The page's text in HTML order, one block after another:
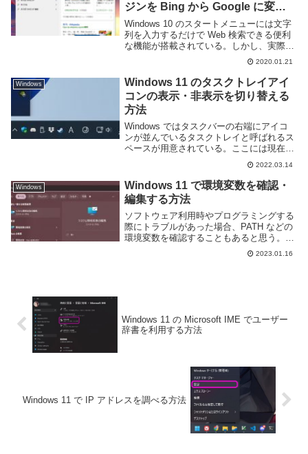
ジンを Bing から Google に変更
する
Windows 10 のスタートメニューには文字
列を入力するだけで Web 検索できる便利
な機能が搭載されている。しかし、実際に
検索に利用してみると Google Chrome な
どを指定した「既定のブラウザ」を無視し
て Microsoft...
2020.01.21
Windows
Windows 11 のタスクトレイアイ
コンの表示・非表示を切り替える
方法
Windows ではタスクバーの右端にアイコ
ンが並んでいるタスクトレイと呼ばれるス
ペースが用意されている。ここには現在バ
ックグラウンドで実行しているアプリや、
Windows の各種設定などへのショートカ
ットのアイコンが表示されており、PC ...
2022.03.14
Windows
Windows 11 で環境変数を確認・
編集する方法
ソフトウェア利用時やプログラミングする
際にトラブルがあった場合、PATH などの
環境変数を確認することもあると思う。し
かし Windows で環境変数の確認方法がわ
かららない、もしくは覚えていない人もい
2023.01.16
Windows 11 の Microsoft IME でユーザー
辞書を利用する方法
Windows 11 で IP アドレスを調べる方法